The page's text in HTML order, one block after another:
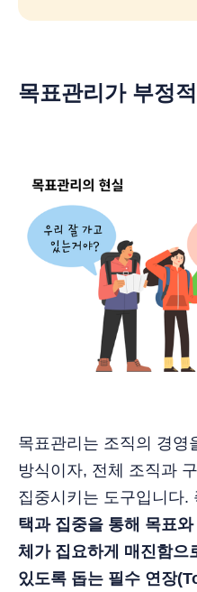
목표관리가 부정
목표관리는 조직의 경영
방식이자, 전체 조직과
집중시키는 도구입니다.
택과 집중을 통해 목표
체가 집요하게 매진함으
있도록 돕는 필수 연장